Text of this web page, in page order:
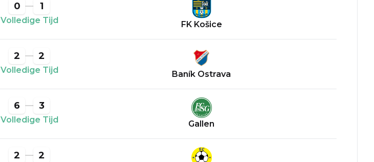
0 1
Volledige Tijd FK Košice
2 2
Volledige Tijd Baník Ostrava
6 3
Volledige Tijd Gallen
2 2